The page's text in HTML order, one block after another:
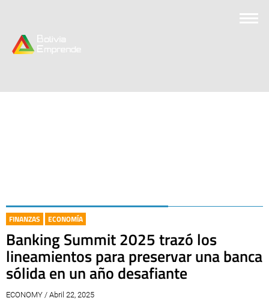
FINANZAS ECONOMÍA
Banking Summit 2025 trazó los
lineamientos para preservar una banca
sólida en un año desafiante
ECONOMY / Abril 22, 2025